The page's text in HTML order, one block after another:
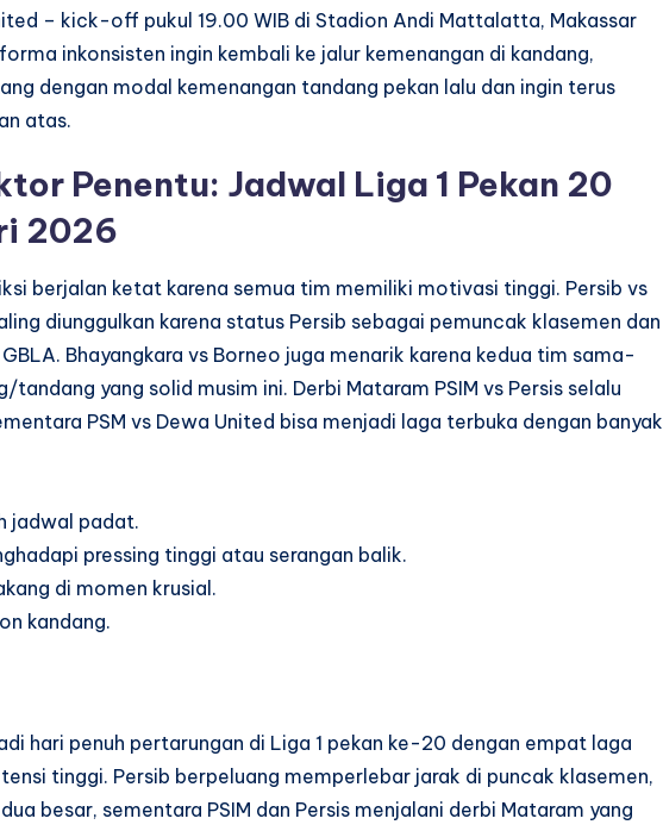
– kick-off pukul 19.00 WIB di Stadion Andi Mattalatta, Makassar
inkonsisten ingin kembali ke jalur kemenangan di kandang,
dengan modal kemenangan tandang pekan lalu dan ingin terus
atas.
Penentu: Jadwal Liga 1 Pekan 20
2026
berjalan ketat karena semua tim memiliki motivasi tinggi. Persib vs
diunggulkan karena status Persib sebagai pemuncak klasemen dan
Bhayangkara vs Borneo juga menarik karena kedua tim sama-
tandang yang solid musim ini. Derbi Mataram PSIM vs Persis selalu
PSM vs Dewa United bisa menjadi laga terbuka dengan banyak
jadwal padat.
pressing tinggi atau serangan balik.
di momen krusial.
kandang.
hari penuh pertarungan di Liga 1 pekan ke-20 dengan empat laga
tinggi. Persib berpeluang memperlebar jarak di puncak klasemen,
besar, sementara PSIM dan Persis menjalani derbi Mataram yang